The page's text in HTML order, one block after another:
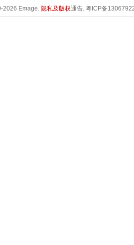
2026 Emage. 隐私及版权通告. 粤ICP备